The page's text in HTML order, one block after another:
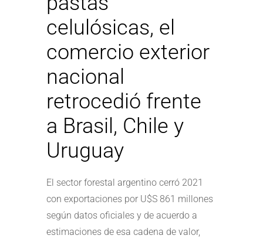
celulósicas, el
comercio exterior
nacional
retrocedió frente
a Brasil, Chile y
Uruguay
El sector forestal argentino cerró 2021
con exportaciones por U$S 861 millones
según datos oficiales y de acuerdo a
estimaciones de esa cadena de valor,